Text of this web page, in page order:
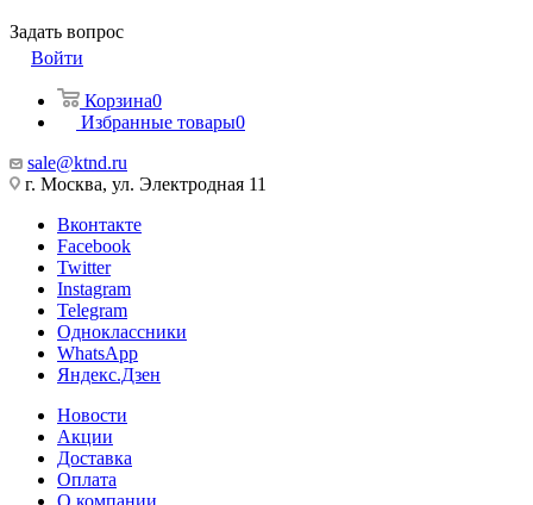
Задать вопрос
Войти
Корзина0
Избранные товары0
sale@ktnd.ru
г. Москва, ул. Электродная 11
Вконтакте
Facebook
Twitter
Instagram
Telegram
Одноклассники
WhatsApp
Яндекс.Дзен
Новости
Акции
Доставка
Оплата
О компании